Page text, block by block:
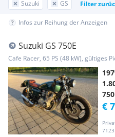
Suzuki GS Filter
Infos zur Reihung der Anzeigen
Suzuki GS 750E
Cafe Racer, 65 PS (48 kW), gültiges
750
€